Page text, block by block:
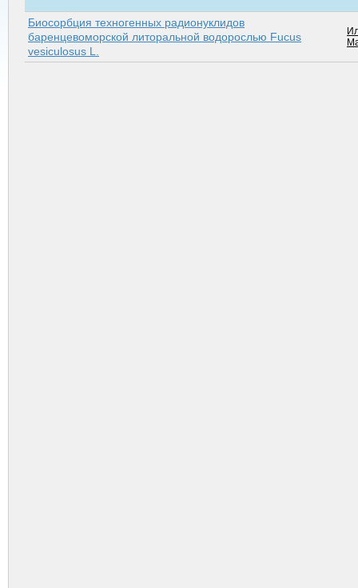
Биосорбция техногенных радионуклидов
баренцевоморской литоральной водорослью Fucus
vesiculosus L.